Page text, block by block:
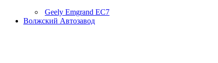
Geely Emgrand EC7
Волжский Автозавод